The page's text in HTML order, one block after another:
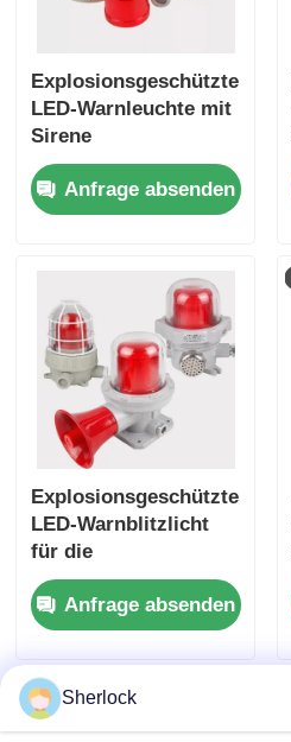
Explosionsgeschützte
LED-Warnleuchte mit
Sirene
Anfrage absenden
Explosionsgeschütztes
LED-Warnblitzlicht
für die
Anlagensicherheit
Anfrage absenden
Sherlock